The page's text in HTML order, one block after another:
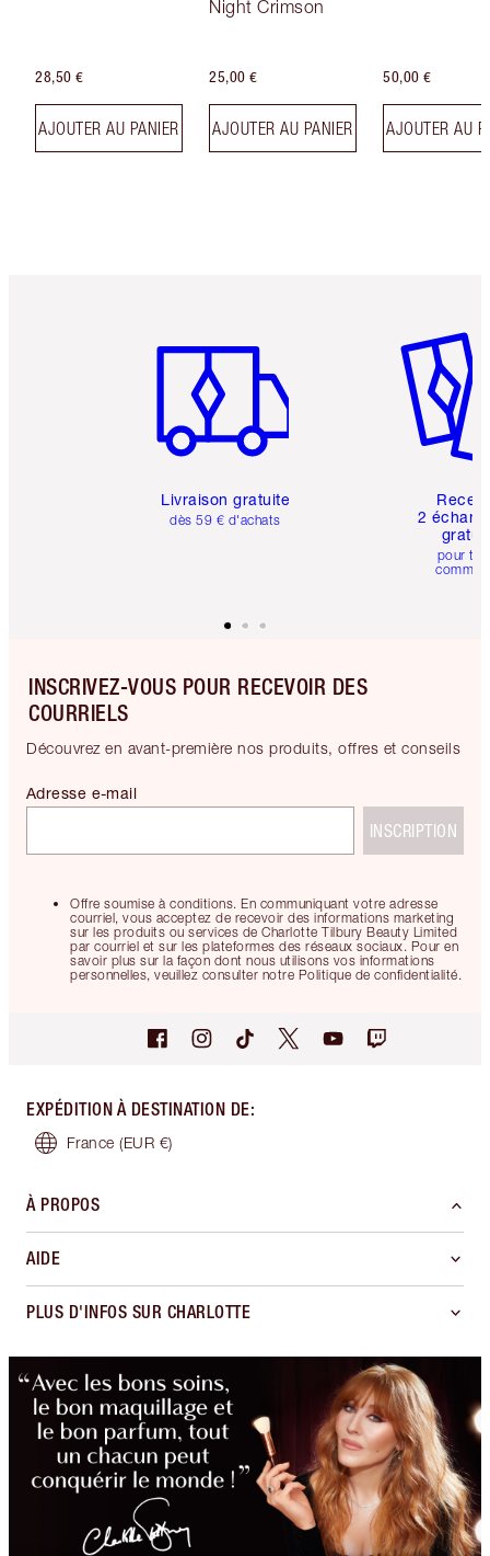
28,50 €
AJOUTER AU PANIER
Night Crimson
25,00 €
AJOUTER AU PANIER
50,00 €
AJOUTER AU
Livraison gratuite
dès 59 € d'achats
2
pour
INSCRIVEZ-VOUS POUR RECEVOIR DES
COURRIELS
Découvrez en avant-première nos produits, offres et conseils
Offre soumise à conditions. En communiquant votre adresse
courriel, vous acceptez de recevoir des informations marketing
sur les produits ou services de Charlotte Tilbury Beauty Limited
par courriel et sur les plateformes des réseaux sociaux. Pour en
savoir plus sur la façon dont nous utilisons vos informations
personnelles, veuillez consulter notre Politique de confidentialité.
Adresse e-mail
INSCRIPTION
EXPÉDITION À DESTINATION DE:
France (EUR €)
À PROPOS
AIDE
PLUS D'INFOS SUR CHARLOTTE